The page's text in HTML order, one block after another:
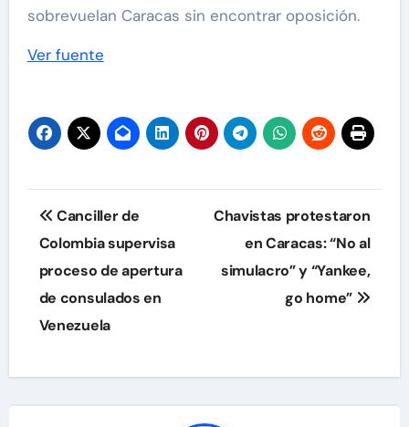
sobrevuelan Caracas sin encontrar oposición.
Ver fuente
Navegación
de
entradas
Canciller de
Colombia supervisa
proceso de apertura
de consulados en
Venezuela
Chavistas protestaron
en Caracas: “No al
simulacro” y “Yankee,
go home”